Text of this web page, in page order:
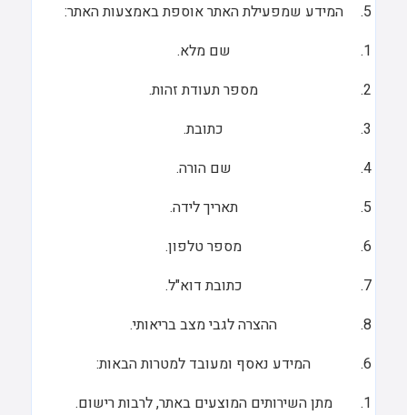
המידע שמפעילת האתר אוספת באמצעות האתר:
שם מלא.
מספר תעודת זהות.
כתובת.
שם הורה.
תאריך לידה.
מספר טלפון.
כתובת דוא"ל.
ההצרה לגבי מצב בריאותי.
המידע נאסף ומעובד למטרות הבאות:
מתן השירותים המוצעים באתר, לרבות רישום.